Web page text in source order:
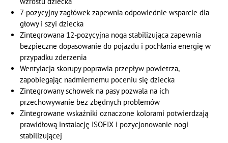
7-pozycyjny zagłówek zapewnia odpowiednie wsparcie dla
głowy i szyi dziecka
Zintegrowana 12-pozycyjna noga stabilizująca zapewnia
bezpieczne dopasowanie do pojazdu i pochłania energię w
przypadku zderzenia
Wentylacja skorupy poprawia przepływ powietrza,
zapobiegając nadmiernemu poceniu się dziecka
Zintegrowany schowek na pasy pozwala na ich
przechowywanie bez zbędnych problemów
Zintegrowane wskaźniki oznaczone kolorami potwierdzają
prawidłową instalację ISOFIX i pozycjonowanie nogi
stabilizującej